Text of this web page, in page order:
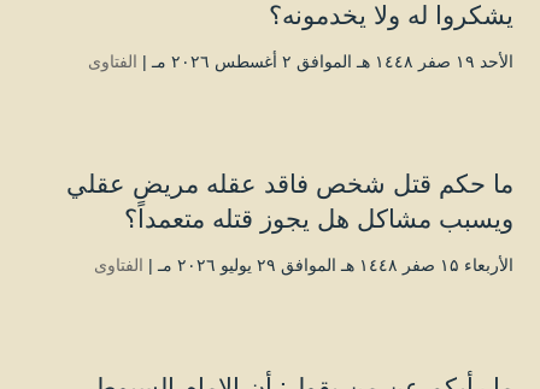
يشكروا له ولا يخدمونه؟
الأحد ۱۹ صفر ۱٤٤۸ هـ الموافق ۲ أغسطس ۲۰۲٦ مـ | الفتاوى
ما حكم قتل شخص فاقد عقله مريض عقلي
ويسبب مشاكل هل يجوز قتله متعمداً؟
الأربعاء ۱۵ صفر ۱٤٤۸ هـ الموافق ۲۹ يوليو ۲۰۲٦ مـ | الفتاوى